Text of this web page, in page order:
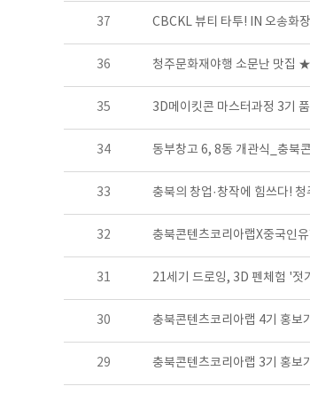
37 CBCKL 뷰티 타투! IN 오송화
36 청주문화재야행 소문난 맛집
35 3D메이킷콘 마스터과정 3기 품
34 동부창고 6, 8동 개관식_충북
33 충북의 창업·창작에 힘쓰다!
32 충북콘텐츠코리아랩X중국인
31 21세기 드로잉, 3D 펜체험 '젓
30 충북콘텐츠코리아랩 4기 홍
29 충북콘텐츠코리아랩 3기 홍